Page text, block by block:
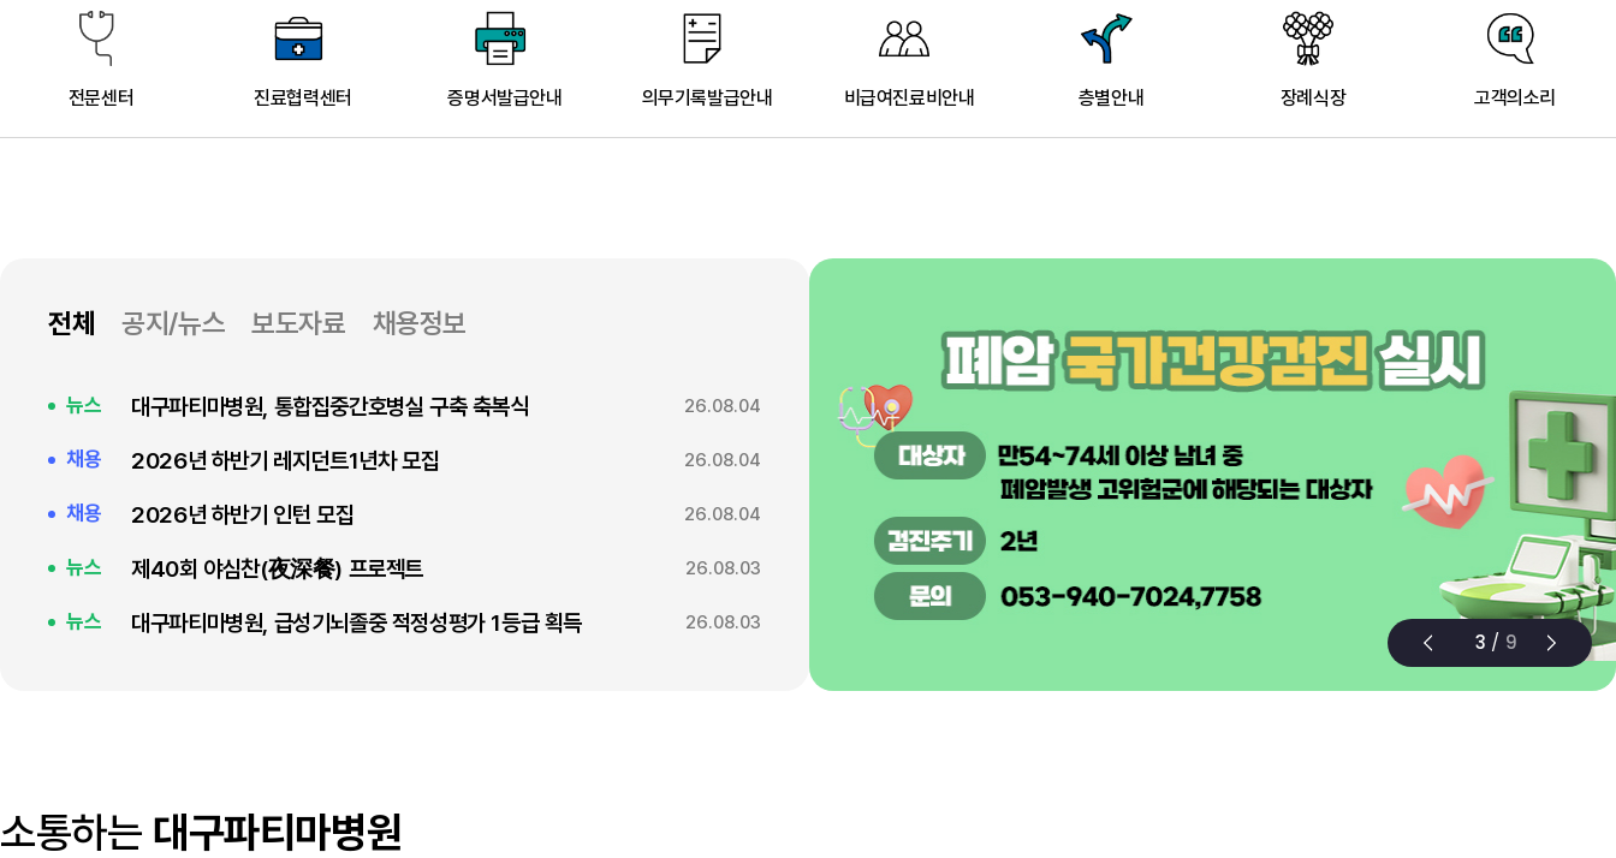
전문센터 진료협력센터 증명서발급안내 의무기록발급안내 비급여진료비안내 층별안내 장례식장 고객의소리
전체
뉴스 대구파티마병원, 통합집중간호병실 구축 축복식 26.08.04
채용 2026년 하반기 레지던트1년차 모집 26.08.04
채용 2026년 하반기 인턴 모집 26.08.04
뉴스 제40회 야심찬(夜深餐) 프로젝트 26.08.03
뉴스 대구파티마병원, 급성기뇌졸중 적정성평가 1등급 획득 26.08.03
공지/뉴스 보도자료 채용정보
3 / 9
소통하는 대구파티마병원